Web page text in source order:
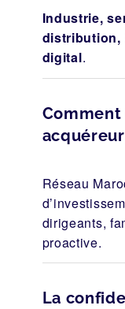
Industrie,
distribution,
digital.
Réseau
dirigeants,
proactive.
La